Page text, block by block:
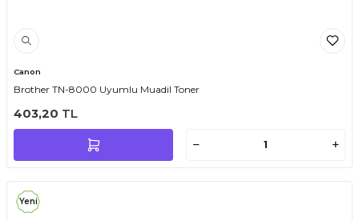
Canon
Brother TN-8000 Uyumlu Muadil Toner
403,20 TL
Yeni